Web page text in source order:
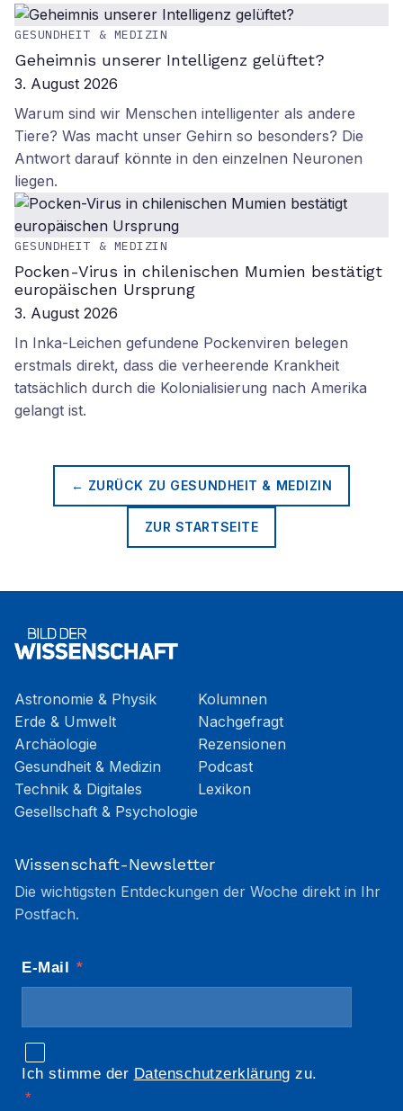
GESUNDHEIT & MEDIZIN
Geheimnis unserer Intelligenz gelüftet?
3. August 2026
Warum sind wir Menschen intelligenter als andere
Tiere? Was macht unser Gehirn so besonders? Die
Antwort darauf könnte in den einzelnen Neuronen
liegen.
GESUNDHEIT & MEDIZIN
Pocken-Virus in chilenischen Mumien bestätigt
europäischen Ursprung
3. August 2026
In Inka-Leichen gefundene Pockenviren belegen
erstmals direkt, dass die verheerende Krankheit
tatsächlich durch die Kolonialisierung nach Amerika
gelangt ist.
← ZURÜCK ZU GESUNDHEIT & MEDIZIN
ZUR STARTSEITE
Astronomie & Physik
Erde & Umwelt
Archäologie
Gesundheit & Medizin
Technik & Digitales
Gesellschaft & Psychologie
Kolumnen
Nachgefragt
Rezensionen
Podcast
Lexikon
Wissenschaft-Newsletter
Die wichtigsten Entdeckungen der Woche direkt in Ihr
Postfach.